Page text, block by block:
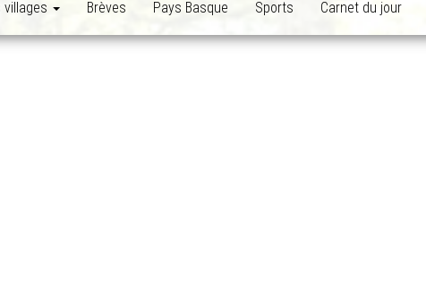
Brèves Pays Basque Sports Carnet du jour